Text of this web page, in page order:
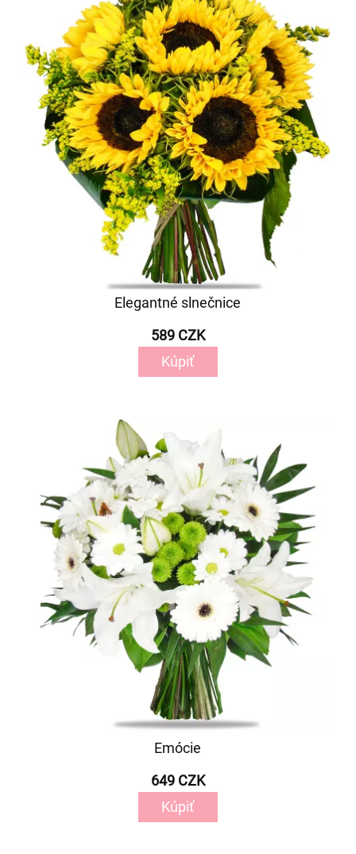
Elegantné slnečnice
589 CZK
Kúpiť
Emócie
649 CZK
Kúpiť